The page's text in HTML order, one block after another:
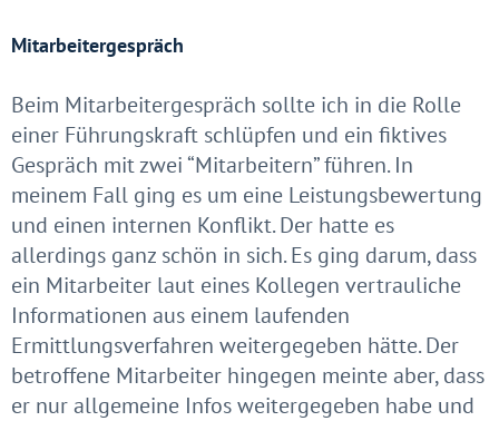
Mitarbeitergespräch
Beim Mitarbeitergespräch sollte ich in die Rolle
einer Führungskraft schlüpfen und ein fiktives
Gespräch mit zwei “Mitarbeitern” führen. In
meinem Fall ging es um eine Leistungsbewertung
und einen internen Konflikt. Der hatte es
allerdings ganz schön in sich. Es ging darum, dass
ein Mitarbeiter laut eines Kollegen vertrauliche
Informationen aus einem laufenden
Ermittlungsverfahren weitergegeben hätte. Der
betroffene Mitarbeiter hingegen meinte aber, dass
er nur allgemeine Infos weitergegeben habe und